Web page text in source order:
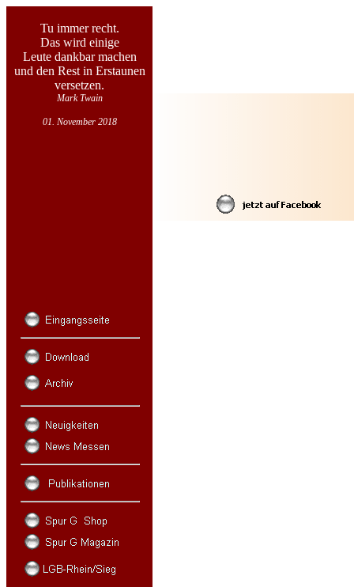
Tu immer recht.
Das wird einige
Leute dankbar machen
und den Rest in Erstaunen
versetzen.
Mark Twain
01. November 2018